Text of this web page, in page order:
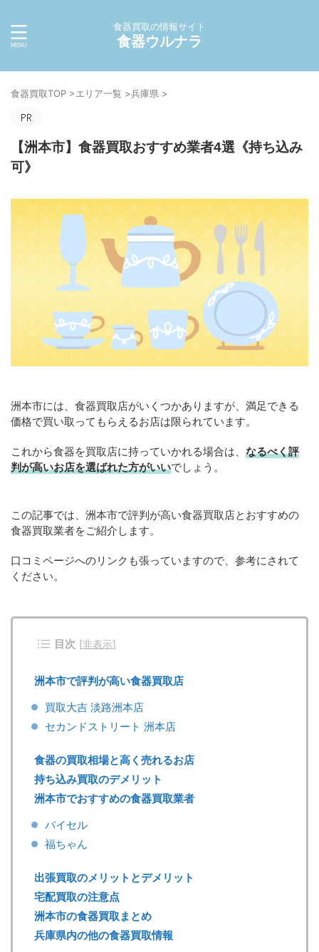
食器買取の情報サイト
食器ウルナラ
食器買取TOP >エリア一覧 >兵庫県 >
【洲本市】食器買取おすすめ業者4選《持ち込み
可》
洲本市には、食器買取店がいくつかありますが、満足できる
価格で買い取ってもらえるお店は限られています。
これから食器を買取店に持っていかれる場合は、 なるべく評
判が高いお店を選ばれた方がいいでしょう。
この記事では、洲本市で評判が高い食器買取店とおすすめの
食器買取業者をご紹介します。
口コミページへのリンクも張っていますので、参考にされて
ください。
目次 [非表示]
洲本市で評判が高い食器買取店
買取大吉 淡路洲本店
セカンドストリート 洲本店
食器の買取相場と高く売れるお店
持ち込み買取のデメリット
洲本市でおすすめの食器買取業者
バイセル
福ちゃん
出張買取のメリットとデメリット
宅配買取の注意点
洲本市の食器買取まとめ
兵庫県内の他の食器買取情報